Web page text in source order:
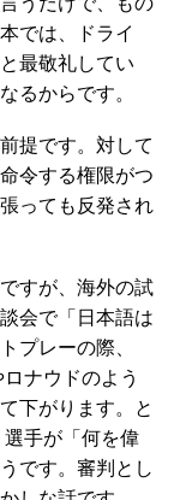
では、ドライ
最敬礼してい
るからです。
提です。対して
令する権限がつ
っても反発され
すが、海外の試
会で「日本語は
プレーの際、
ナウドのよう
下がります。と
手が「何を偉
です。審判とし